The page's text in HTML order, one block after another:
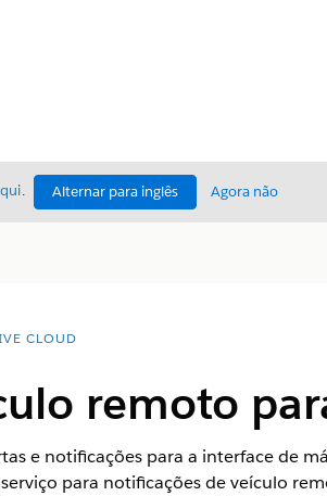
. Alternar para inglês Agora não
CLOUD
remoto
e notificações para a interface de
para notificações de veículo